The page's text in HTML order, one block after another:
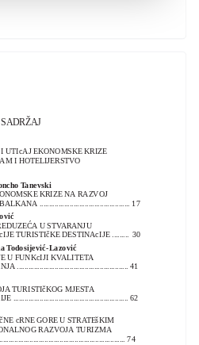
SADRŽAJ
UTIcAJ EKONOMSKE KRIZE
I HOTELIJERSTVO
Tanevski
KRIZE NA RAZVOJ
................................................ 17
U STVARANJU
TURISTIčKE DESTINAcIJE ......... 30
Todosijević-Lazović
U FUNKcIJI KVALITETA
........................................................... 41
TURISTIčKOG MJESTA
............................................................. 62
cRNE GORE U STRATEšKIM
RAZVOJA TURIZMA
74